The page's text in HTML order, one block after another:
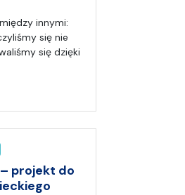
innymi:
się nie
się dzięki
projekt do